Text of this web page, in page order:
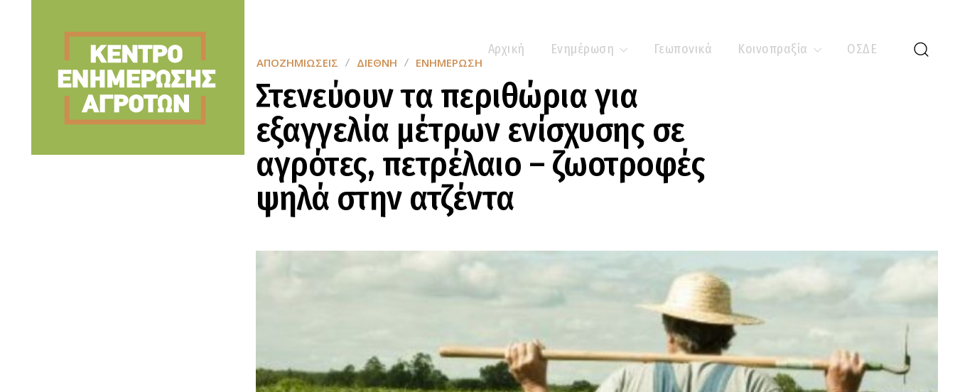
Αρχική Ενημέρωση Γεωπονικά Κοινοπραξία ΟΣΔΕ
ΑΠΟΖΗΜΙΏΣΕΙΣ ΔΙΕΘΝΉ ΕΝΗΜΈΡΩΣΗ
Στενεύουν τα περιθώρια για
εξαγγελία μέτρων ενίσχυσης σε
αγρότες, πετρέλαιο – ζωοτροφές
ψηλά στην ατζέντα